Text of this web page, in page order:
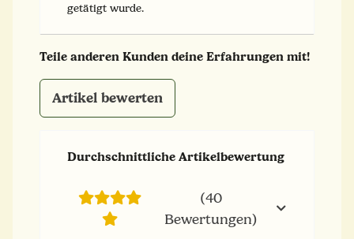
getätigt wurde.
Durchschnittliche Artikelbewertung
(40
Bewertungen)
Teile anderen Kunden deine Erfahrungen mit!
Artikel bewerten